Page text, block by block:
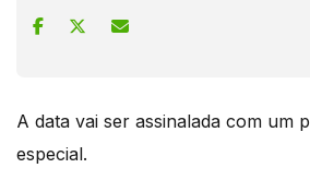
A data vai ser assinalada com um
especial.